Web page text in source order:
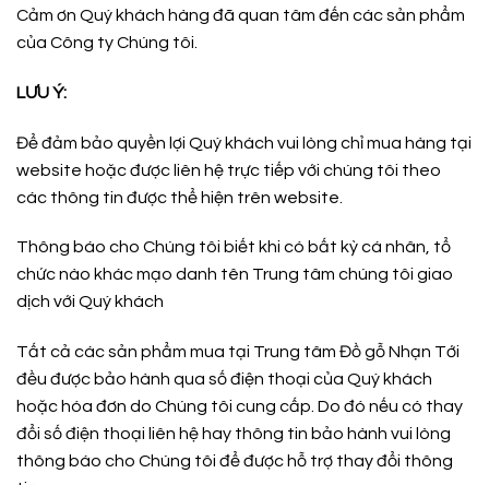
Cảm ơn Quý khách hàng đã quan tâm đến các sản phẩm
của Công ty Chúng tôi.
LƯU Ý:
Để đảm bảo quyền lợi Quý khách vui lòng chỉ mua hàng tại
website hoặc được liên hệ trực tiếp với chúng tôi theo
các thông tin được thể hiện trên website.
Thông báo cho Chúng tôi biết khi có bất kỳ cá nhân, tổ
chức nào khác mạo danh tên Trung tâm chúng tôi giao
dịch với Quý khách
Tất cả các sản phẩm mua tại Trung tâm Đồ gỗ Nhạn Tới
đều được bảo hành qua số điện thoại của Quý khách
hoặc hóa đơn do Chúng tôi cung cấp. Do đó nếu có thay
đổi số điện thoại liên hệ hay thông tin bảo hành vui lòng
thông báo cho Chúng tôi để được hỗ trợ thay đổi thông